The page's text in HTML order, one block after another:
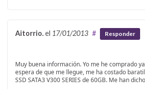
Aitorrio.el 17/01/2013 # Responder
Muy buena información. Yo me he comprado
espera de que me llegue, me ha costado
SSD SATA3 V300 SERIES de 60GB. Me han